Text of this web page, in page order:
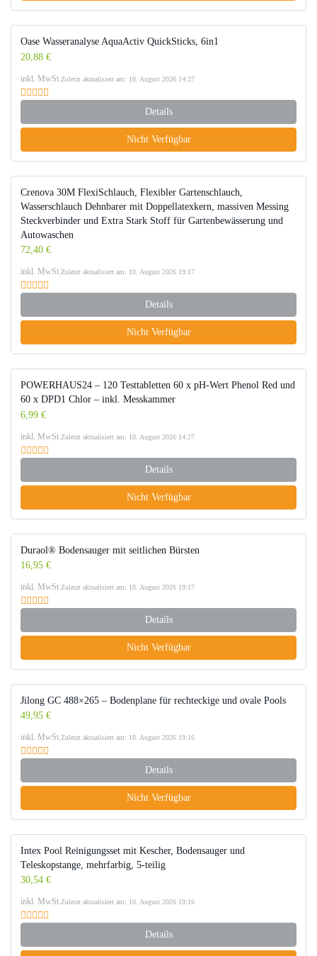
Oase Wasseranalyse AquaActiv QuickSticks, 6in1
20,88 €
inkl. MwSt.Zuletzt aktualisiert am: 10. August 2026 14:27
Details
Nicht Verfügbar
Crenova 30M FlexiSchlauch, Flexibler Gartenschlauch,
Wasserschlauch Dehnbarer mit Doppellatexkern, massiven Messing
Steckverbinder und Extra Stark Stoff für Gartenbewässerung und
Autowaschen
72,40 €
inkl. MwSt.Zuletzt aktualisiert am: 10. August 2026 19:17
Details
Nicht Verfügbar
POWERHAUS24 – 120 Testtabletten 60 x pH-Wert Phenol Red und
60 x DPD1 Chlor – inkl. Messkammer
6,99 €
inkl. MwSt.Zuletzt aktualisiert am: 10. August 2026 14:27
Details
Nicht Verfügbar
Duraol® Bodensauger mit seitlichen Bürsten
16,95 €
inkl. MwSt.Zuletzt aktualisiert am: 10. August 2026 19:17
Details
Nicht Verfügbar
Jilong GC 488×265 – Bodenplane für rechteckige und ovale Pools
49,95 €
inkl. MwSt.Zuletzt aktualisiert am: 10. August 2026 19:16
Details
Nicht Verfügbar
Intex Pool Reinigungsset mit Kescher, Bodensauger und
Teleskopstange, mehrfarbig, 5-teilig
30,54 €
inkl. MwSt.Zuletzt aktualisiert am: 10. August 2026 19:16
Details